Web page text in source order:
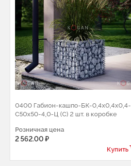
0400 Габион-кашпо-БК-0,4х0,4х0,4-
С50х50-4,0-Ц (С) 2 шт. в коробке
Розничная цена
2 562.00 ₽
Купить